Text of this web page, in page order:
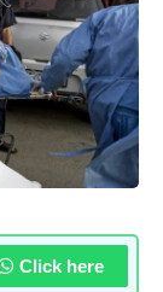
Click here